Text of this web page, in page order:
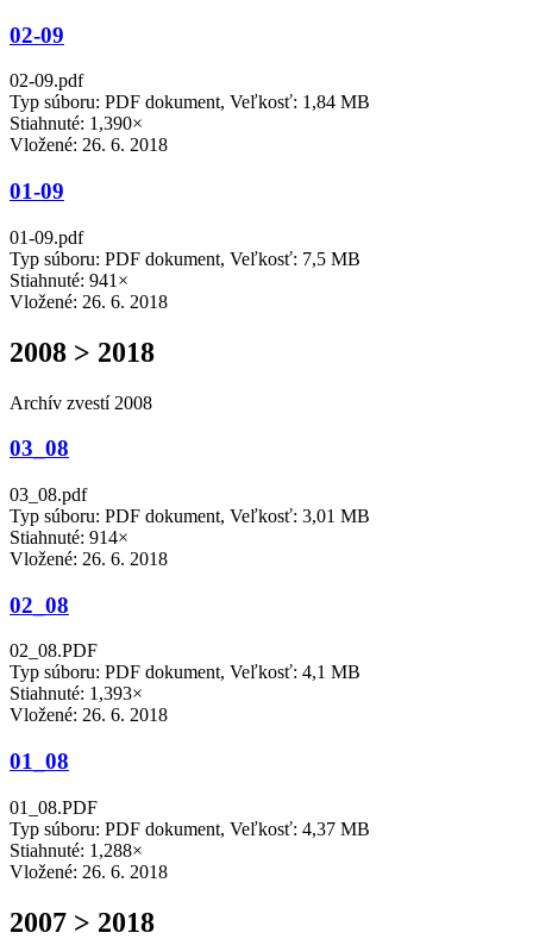
02-09
02-09.pdf
Typ súboru: PDF dokument, Veľkosť: 1,84 MB
Stiahnuté: 1,390×
Vložené: 26. 6. 2018
01-09
01-09.pdf
Typ súboru: PDF dokument, Veľkosť: 7,5 MB
Stiahnuté: 941×
Vložené: 26. 6. 2018
2008 > 2018
Archív zvestí 2008
03_08
03_08.pdf
Typ súboru: PDF dokument, Veľkosť: 3,01 MB
Stiahnuté: 914×
Vložené: 26. 6. 2018
02_08
02_08.PDF
Typ súboru: PDF dokument, Veľkosť: 4,1 MB
Stiahnuté: 1,393×
Vložené: 26. 6. 2018
01_08
01_08.PDF
Typ súboru: PDF dokument, Veľkosť: 4,37 MB
Stiahnuté: 1,288×
Vložené: 26. 6. 2018
2007 > 2018